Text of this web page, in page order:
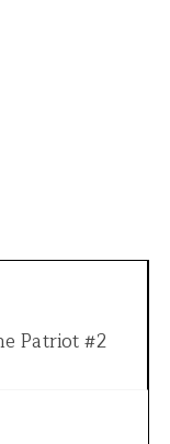
Patriot #2